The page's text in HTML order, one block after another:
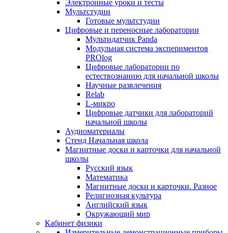
Электронные уроки и тесты
Мультстудии
Готовые мультстудии
Цифровые и переносные лаборатории
Мультидатчик Panda
Модульная система экспериментов
PROlog
Цифровые лаборатории по
естествознанию для начальной школы
Научные развлечения
Relab
L-микро
Цифровые датчики для лабораторий
начальной школы
Аудиоматериалы
Стенд Начальная школа
Магнитные доски и карточки для начальной
школы
Русский язык
Математика
Магнитные доски и карточки. Разное
Религиозная культура
Английский язык
Окружающий мир
Кабинет физики